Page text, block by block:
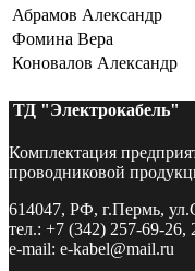
Абрамов Александр
Фомина Вера
Коновалов Александр
ТД "Электрокабель"​
Комплектация
проводниковой
614047, РФ, г.Пермь,
тел.: +7 (342) 257-69-26,
e-mail: e-kabel@mail.ru